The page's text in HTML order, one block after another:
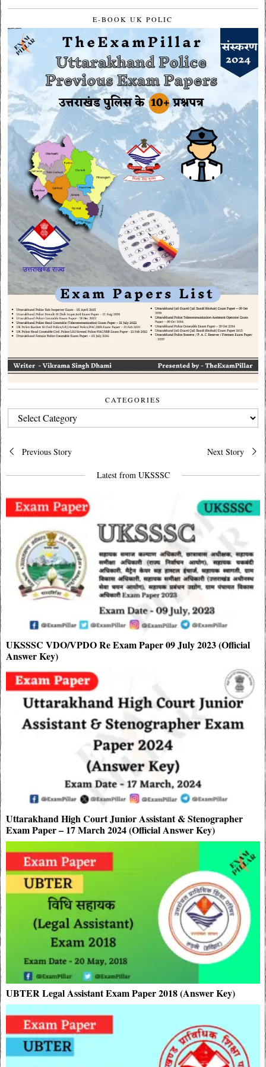
E-BOOK UK POLIC
CATEGORIES
CATEGORIES
Post
navigation
Previous Story Next Story
Latest from UKSSSC
UKSSSC VDO/VPDO Re Exam Paper 09 July 2023 (Official
Answer Key)
Uttarakhand High Court Junior Assistant & Stenographer
Exam Paper – 17 March 2024 (Official Answer Key)
UBTER Legal Assistant Exam Paper 2018 (Answer Key)